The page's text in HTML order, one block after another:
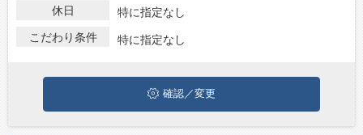
お問い合わせ
新潟市西蒲区で貿易事務･英文事務の求人・転職情報を探してい
る方は、ぜひ興味のある職種に応募してみてくださいね。
休日
特に指定なし
こだわり条件
特に指定なし
確認／変更